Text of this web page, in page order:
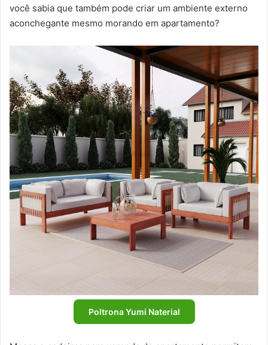
você sabia que também pode criar um ambiente externo
aconchegante mesmo morando em apartamento?
Poltrona Yumi Naterial